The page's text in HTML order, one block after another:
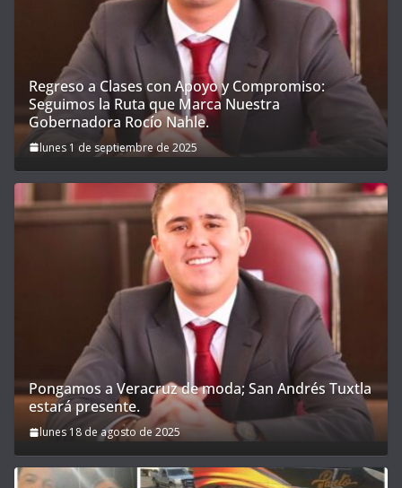
Regreso a Clases con Apoyo y Compromiso:
Seguimos la Ruta que Marca Nuestra
Gobernadora Rocío Nahle.
lunes 1 de septiembre de 2025
Pongamos a Veracruz de moda; San Andrés Tuxtla
estará presente.
lunes 18 de agosto de 2025